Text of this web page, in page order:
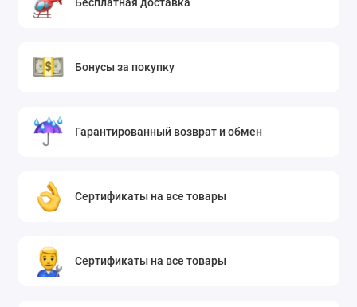
Бонусы за покупку
Гарантированный возврат и обмен
Сертификаты на все товары
Сертификаты на все товары